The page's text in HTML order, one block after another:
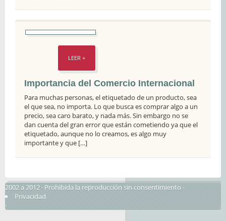
LEER +
Importancia del Comercio Internacional
Para muchas personas, el etiquetado de un producto, sea
el que sea, no importa. Lo que busca es comprar algo a un
precio, sea caro barato, y nada más. Sin embargo no se
dan cuenta del gran error que están cometiendo ya que el
etiquetado, aunque no lo creamos, es algo muy
importante y que […]
2002 a 2012 · Prohibida la reproducción sin consentimiento ·
Privacidad
·